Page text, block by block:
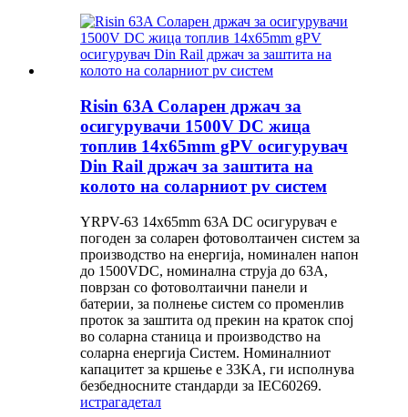
Risin 63A Соларен држач за
осигурувачи 1500V DC жица
топлив 14x65mm gPV осигурувач
Din Rail држач за заштита на
колото на соларниот pv систем
YRPV-63 14x65mm 63A DC осигурувач е
погоден за соларен фотоволтаичен систем за
производство на енергија, номинален напон
до 1500VDC, номинална струја до 63A,
поврзан со фотоволтаични панели и
батерии, за полнење систем со променлив
проток за заштита од прекин на краток спој
во соларна станица и производство на
соларна енергија Систем. Номиналниот
капацитет за кршење е 33KA, ги исполнува
безбедносните стандарди за IEC60269.
истрагадетал